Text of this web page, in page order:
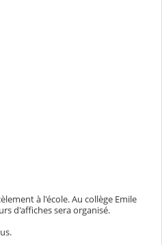
à l'école. Au collège Emile
d'affiches sera organisé.